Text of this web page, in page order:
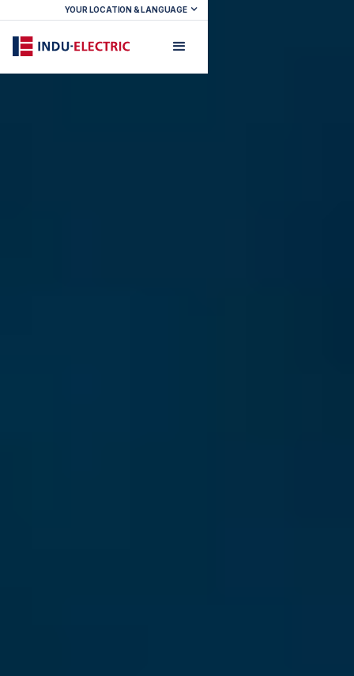
YOUR LOCATION & LANGUAGE